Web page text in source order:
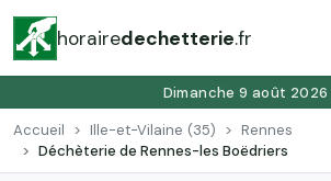
horairedechetterie.fr
Dimanche 9 août 2026
Accueil Ille-et-Vilaine (35)
Rennes
Déchèterie de Rennes-les Boëdriers